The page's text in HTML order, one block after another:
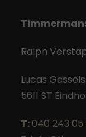
Ralph
Lucas
5611 ST
T:040 243 05